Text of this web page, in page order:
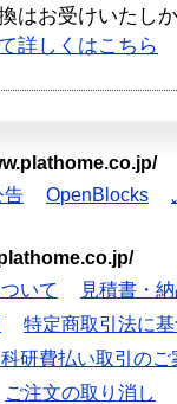
はお受けいたし
詳しくはこちら
告 OpenBlocks
いて
見積書・
特定商取引法に
研費払い取引のご
ご注文の取り消し